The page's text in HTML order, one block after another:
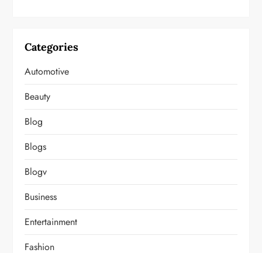
Categories
Automotive
Beauty
Blog
Blogs
Blogv
Business
Entertainment
Fashion